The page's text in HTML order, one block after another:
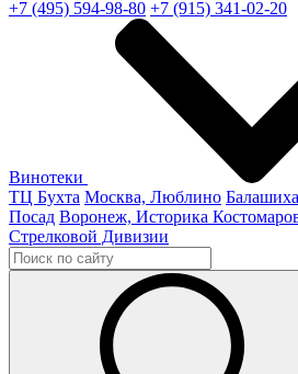
+7 (495) 594-98-80 +7 (915) 341-02-20
Винотеки
ТЦ Бухта Москва, Люблино Балашиха
Посад Воронеж, Историка
Стрелковой Дивизии